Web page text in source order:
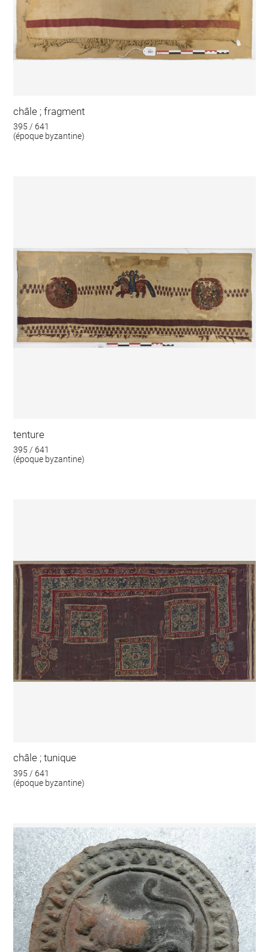
châle ; fragment
395 / 641
(époque byzantine)
tenture
395 / 641
(époque byzantine)
châle ; tunique
395 / 641
(époque byzantine)